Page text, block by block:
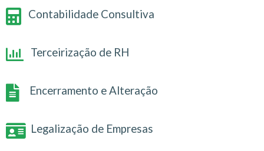
Contabilidade Consultiva
Terceirização de RH
Encerramento e Alteração
Legalização de Empresas